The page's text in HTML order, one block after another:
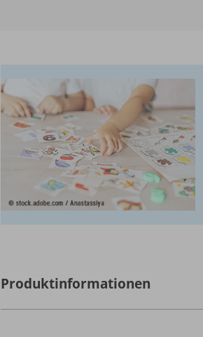
Produktinformationen